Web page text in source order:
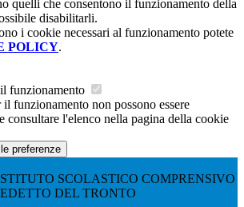
quelli che consentono il funzionamento della
disabilitarli.
i cookie necessari al funzionamento potete
POLICY.
funzionamento
funzionamento non possono essere
consultare l'elenco nella pagina della cookie
preferenze
SCOLASTICO COMPRENSIVO
DEL TRONTO